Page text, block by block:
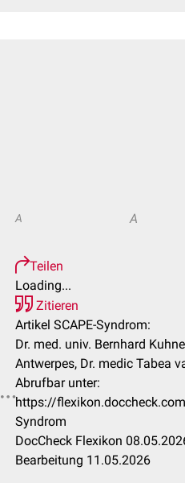
A A
Teilen
Loading...
Zitieren
Artikel SCAPE-Syndrom:
Dr. med. univ. Bernhard
Antwerpes, Dr. medic Tabea
Abrufbar unter:
https://
Syndrom
DocCheck Flexikon
Bearbeitung 11.05.2026